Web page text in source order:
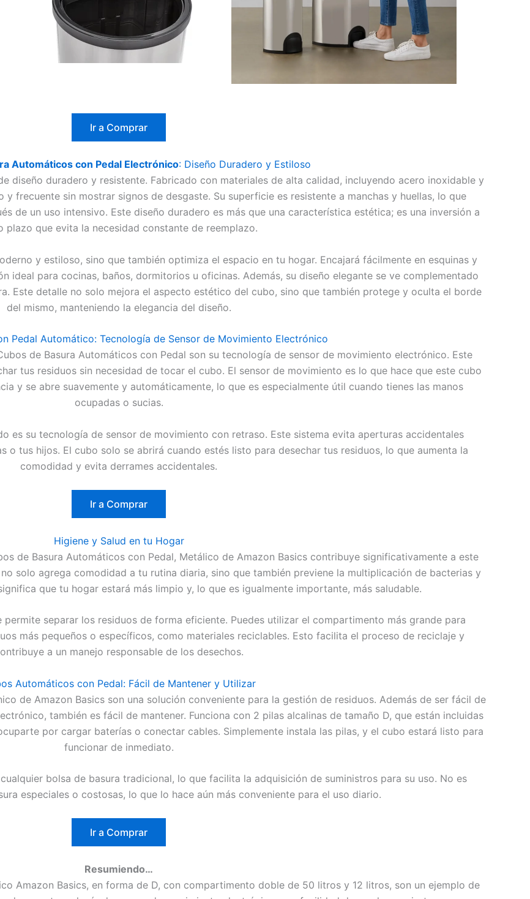
Ir a Comprar
Automáticos con Pedal Electrónico: Diseño Duradero y Estiloso
diseño duradero y resistente. Fabricado con materiales de alta calidad, incluyendo acero inoxidable y
frecuente sin mostrar signos de desgaste. Su superficie es resistente a manchas y huellas, lo que
de un uso intensivo. Este diseño duradero es más que una característica estética; es una inversión a
plazo que evita la necesidad constante de reemplazo.
y estiloso, sino que también optimiza el espacio en tu hogar. Encajará fácilmente en esquinas y
ideal para cocinas, baños, dormitorios u oficinas. Además, su diseño elegante se ve complementado
Este detalle no solo mejora el aspecto estético del cubo, sino que también protege y oculta el borde
del mismo, manteniendo la elegancia del diseño.
Pedal Automático: Tecnología de Sensor de Movimiento Electrónico
de Basura Automáticos con Pedal son su tecnología de sensor de movimiento electrónico. Este
tus residuos sin necesidad de tocar el cubo. El sensor de movimiento es lo que hace que este cubo
y se abre suavemente y automáticamente, lo que es especialmente útil cuando tienes las manos
ocupadas o sucias.
es su tecnología de sensor de movimiento con retraso. Este sistema evita aperturas accidentales
o tus hijos. El cubo solo se abrirá cuando estés listo para desechar tus residuos, lo que aumenta la
comodidad y evita derrames accidentales.
Ir a Comprar
Higiene y Salud en tu Hogar
de Basura Automáticos con Pedal, Metálico de Amazon Basics contribuye significativamente a este
solo agrega comodidad a tu rutina diaria, sino que también previene la multiplicación de bacterias y
que tu hogar estará más limpio y, lo que es igualmente importante, más saludable.
separar los residuos de forma eficiente. Puedes utilizar el compartimento más grande para
más pequeños o específicos, como materiales reciclables. Esto facilita el proceso de reciclaje y
a un manejo responsable de los desechos.
Automáticos con Pedal: Fácil de Mantener y Utilizar
de Amazon Basics son una solución conveniente para la gestión de residuos. Además de ser fácil de
también es fácil de mantener. Funciona con 2 pilas alcalinas de tamaño D, que están incluidas
por cargar baterías o conectar cables. Simplemente instala las pilas, y el cubo estará listo para
funcionar de inmediato.
bolsa de basura tradicional, lo que facilita la adquisición de suministros para su uso. No es
especiales o costosas, lo que lo hace aún más conveniente para el uso diario.
Ir a Comprar
Resumiendo…
Amazon Basics, en forma de D, con compartimento doble de 50 litros y 12 litros, son un ejemplo de